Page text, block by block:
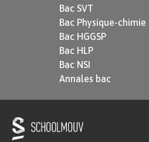
Bac SVT
Bac Physique-chimie
Bac HGGSP
Bac HLP
Bac NSI
Annales bac